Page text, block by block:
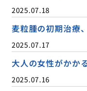
2025.07.18
麦粒腫の初期治療
2025.07.17
大人の女性がかか
2025.07.16